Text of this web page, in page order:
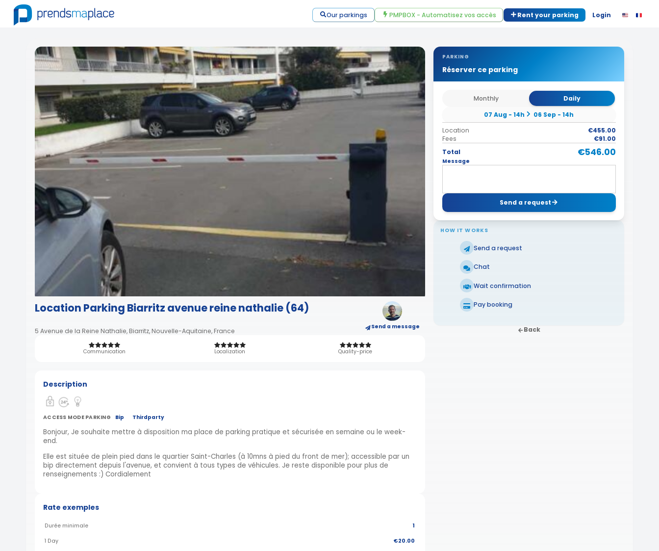
Our parkings PMPBOX - Automatisez vos accès Rent your parking Login
Location Parking Biarritz avenue reine nathalie (64)
5 Avenue de la Reine Nathalie, Biarritz, Nouvelle-Aquitaine, France Send a message
Communication Localization Quality-price
PARKING
Réserver ce parking
Monthly
Daily
07 Aug - 14h
06 Sep - 14h
Location
€455.00
Fees
€91.00
Total
€546.00
Message
Send a request
HOW IT WORKS
Send a request
Chat
Wait confirmation
Pay booking
Back
Description
ACCESS MODE PARKING Bip Thirdparty
Bonjour, Je souhaite mettre à disposition ma place de parking pratique et sécurisée en semaine ou le week-
end.
Elle est située de plein pied dans le quartier Saint-Charles (à 10mns à pied du front de mer); accessible par un
bip directement depuis l'avenue, et convient à tous types de véhicules. Je reste disponible pour plus de
renseignements :) Cordialement
Rate exemples
Durée minimale 1
1 Day €20.00